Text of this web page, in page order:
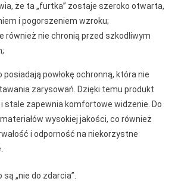
że ta „furtka” zostaje szeroko otwarta,
i pogorszeniem wzroku;
również nie chronią przed szkodliwym
posiadają powłokę ochronną, która nie
zarysowań. Dzięki temu produkt
stale zapewnia komfortowe widzenie. Do
wysokiej jakości, co również
i odporność na niekorzystne
„nie do zdarcia”.